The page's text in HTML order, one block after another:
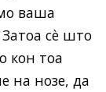
ваша
сè што
кон тоа
на нозе, да